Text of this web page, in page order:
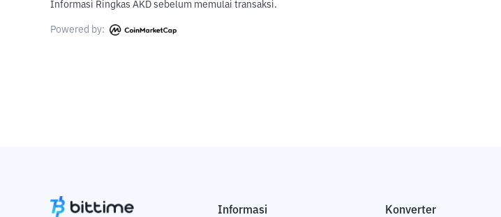
Informasi Ringkas AKD sebelum memulai transaksi.
Powered by:
Informasi Konverter